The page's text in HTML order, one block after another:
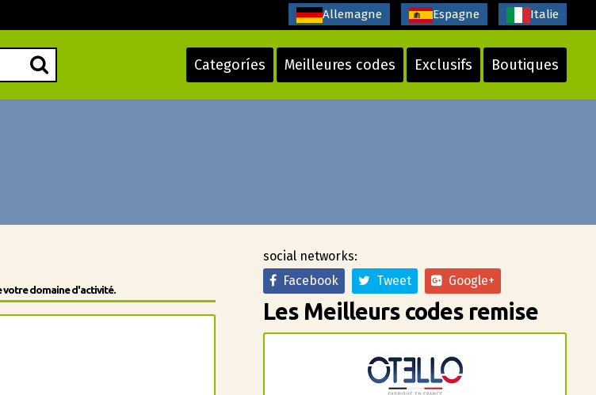
Categoríes Meilleures codes Exclusifs Boutiques
Allemagne Espagne Italie
votre domaine d'activité.
social networks:
Facebook
Tweet Google+
Les Meilleurs codes remise